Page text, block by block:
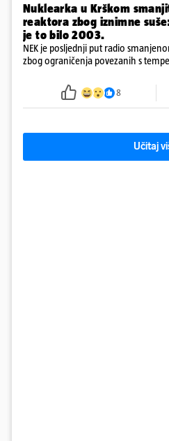
Nuklearka u Krškom
reaktora zbog iznimne
je to bilo 2003.
NEK je posljednji put radio
zbog ograničenja povezanih s
smanjenje snage bilo potrebno više
8
Učitaj